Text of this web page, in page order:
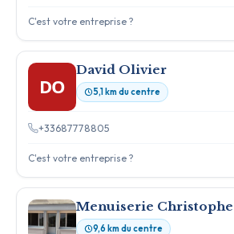
C'est votre entreprise ?
DO
David Olivier
5,1 km du centre
+33687778805
C'est votre entreprise ?
Menuiserie
9,6 km du centre